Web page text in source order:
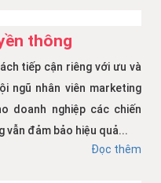
thông
tiếp cận riêng với ưu và
ngũ nhân viên marketing
doanh nghiệp các chiến
vẫn đảm bảo hiệu quả...
Đọc thêm